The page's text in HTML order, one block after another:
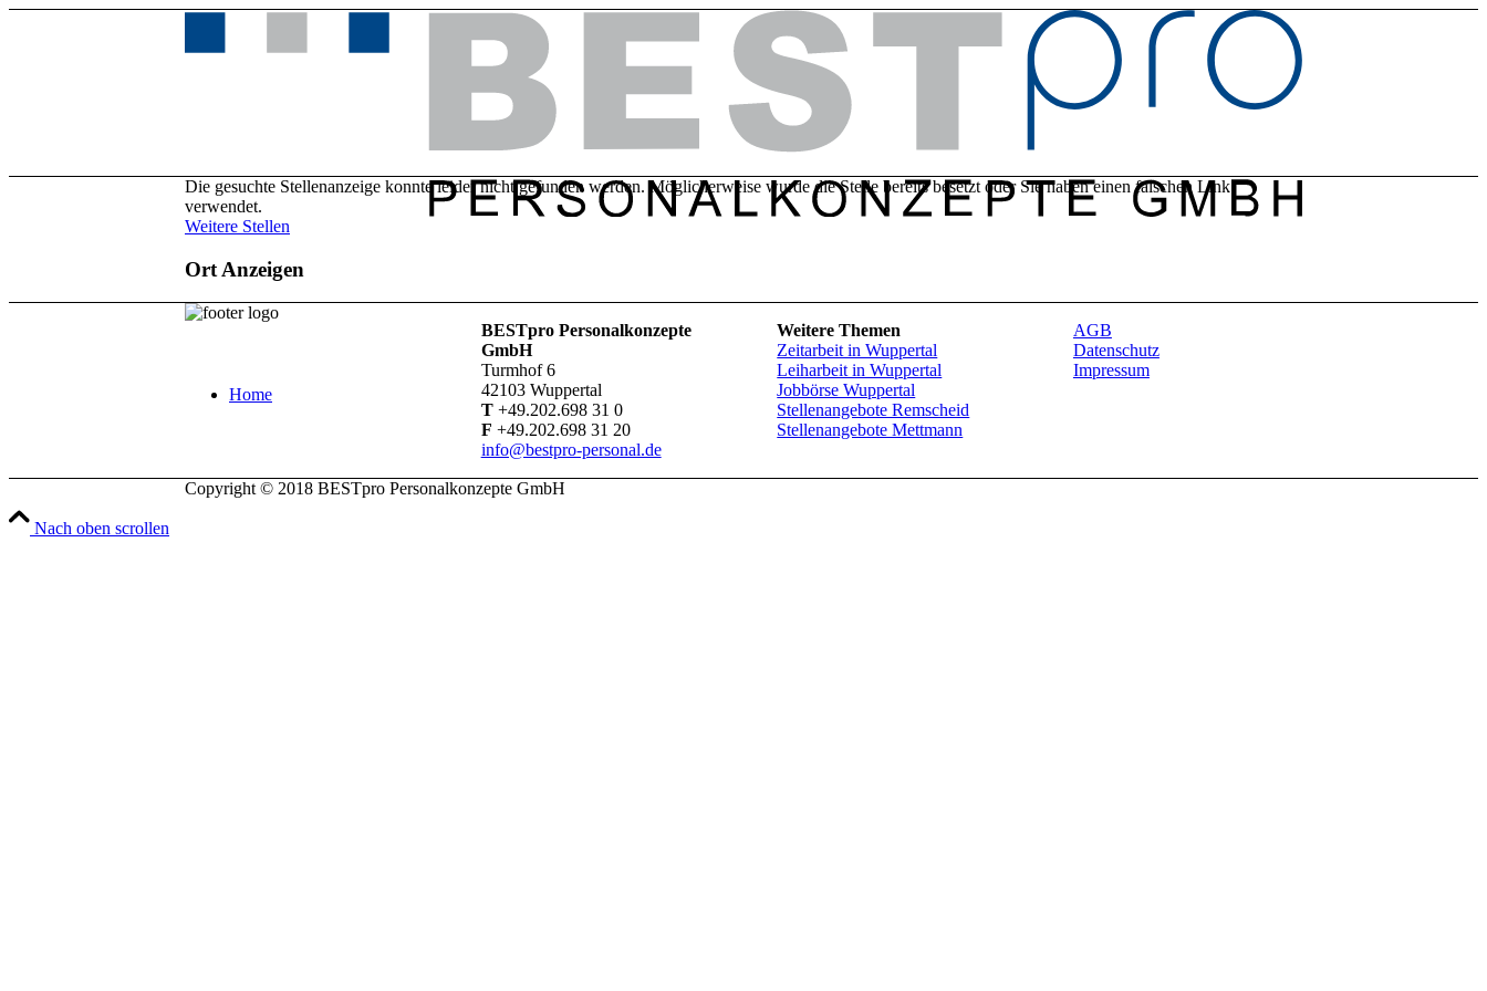
Home
Die gesuchte Stellenanzeige konnte leider nicht gefunden werden. Möglicherweise wurde die Stelle bereits besetzt oder Sie haben einen falschen Link
verwendet.
Weitere Stellen
Ort Anzeigen
BESTpro Personalkonzepte
GmbH
Turmhof 6
42103 Wuppertal
T+49.202.698 31 0
F +49.202.698 31 20
info@bestpro-personal.de
Weitere Themen
Zeitarbeit in Wuppertal
Leiharbeit in Wuppertal
Jobbörse Wuppertal
Stellenangebote Remscheid
Stellenangebote Mettmann
AGB
Datenschutz
Impressum
Copyright © 2018 BESTpro Personalkonzepte GmbH
Nach oben scrollen